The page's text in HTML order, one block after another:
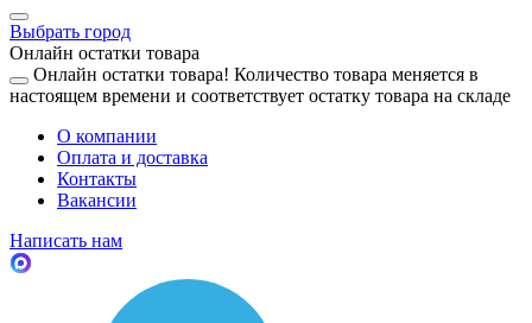
Выбрать город
Онлайн остатки товара
Онлайн остатки товара! Количество товара меняется в
настоящем времени и соответствует остатку товара на складе
О компании
Оплата и доставка
Контакты
Вакансии
Написать нам